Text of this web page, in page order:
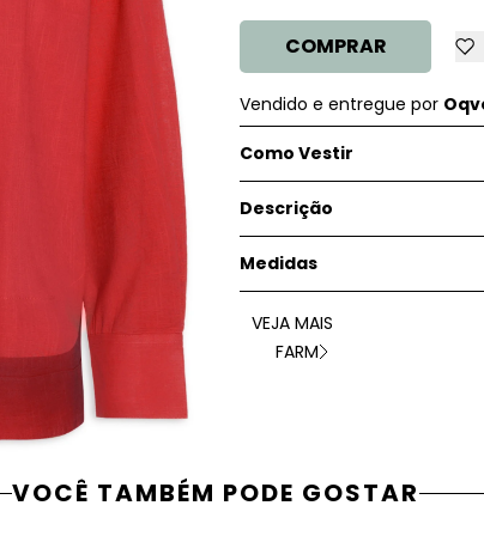
COMPRAR
Vendido e entregue por
Como Vestir
Descrição
Medidas
VEJA MAIS
FARM
VOCÊ TAMBÉM PODE GOSTAR